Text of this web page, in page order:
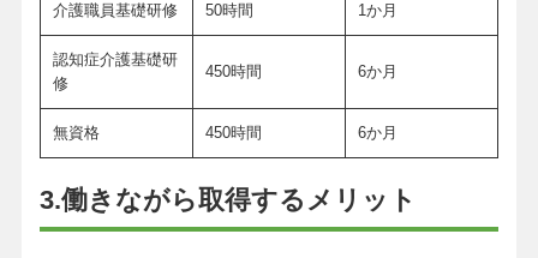
介護職員基礎研修 50時間 1か月
認知症介護基礎研
修
450時間 6か月
無資格 450時間 6か月
3.働きながら取得するメリット